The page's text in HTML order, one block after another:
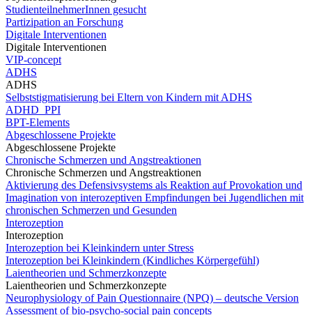
StudienteilnehmerInnen gesucht
Partizipation an Forschung
Digitale Interventionen
Digitale Interventionen
VIP-concept
ADHS
ADHS
Selbststigmatisierung bei Eltern von Kindern mit ADHS
ADHD_PPI
BPT-Elements
Abgeschlossene Projekte
Abgeschlossene Projekte
Chronische Schmerzen und Angstreaktionen
Chronische Schmerzen und Angstreaktionen
Aktivierung des Defensivsystems als Reaktion auf Provokation und
Imagination von interozeptiven Empfindungen bei Jugendlichen mit
chronischen Schmerzen und Gesunden
Interozeption
Interozeption
Interozeption bei Kleinkindern unter Stress
Interozeption bei Kleinkindern (Kindliches Körpergefühl)
Laientheorien und Schmerzkonzepte
Laientheorien und Schmerzkonzepte
Neurophysiology of Pain Questionnaire (NPQ) – deutsche Version
Assessment of bio-psycho-social pain concepts